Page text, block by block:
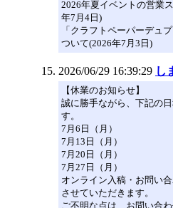
2026年夏イベントの営業
年7月4日)
「クラフトペーパーデュ
ついて(2026年7月3日)
2026/06/29 16:39:29 し
【休業のお知らせ】
誠に勝手ながら、下記の
す。
7月6日（月）
7月13日（月）
7月20日（月）
7月27日（月）
オンライン入稿・お問い
させていただきます。
ご不明な点は、お問い合わ